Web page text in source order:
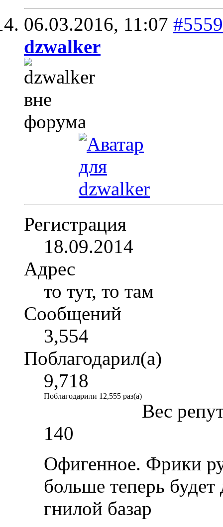
06.03.2016, 11:07 #5559
dzwalker
Регистрация
18.09.2014
Адрес
то тут, то там
Сообщений
3,554
Поблагодарил(а)
9,718
Поблагодарили 12,555 раз(а)
Вес
140
Офигенное. Фрики
больше теперь будет
гнилой базар